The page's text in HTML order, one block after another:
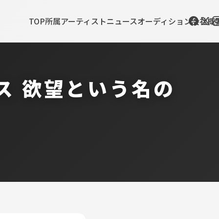
TOP所属アーティストニュースオーディション会社概
欲望という名の